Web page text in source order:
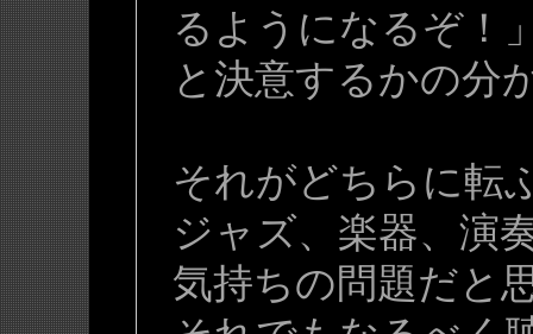
るようになるぞ！
と決意するかの分
それがどちらに転
ジャズ、楽器、演
気持ちの問題だと